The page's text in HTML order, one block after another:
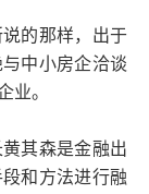
的那样，出于
中小房企洽谈
业。
其森是金融出
和方法进行融